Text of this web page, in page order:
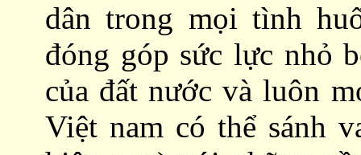
dân trong mọi tình
đóng góp sức lực nhỏ
của đất nước và luôn
Việt nam có thể sánh